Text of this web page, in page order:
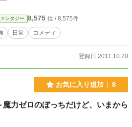
ンタジー 8,575 位 / 8,575件
日常 コメディ
登録日 2011.10.20
お気に入り追加 8
力ゼロのぼっちだけど、いまから